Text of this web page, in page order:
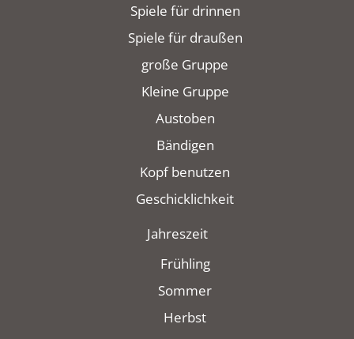
Spiele für drinnen
Spiele für draußen
große Gruppe
Kleine Gruppe
Austoben
Bändigen
Kopf benutzen
Geschicklichkeit
Jahreszeit
Frühling
Sommer
Herbst